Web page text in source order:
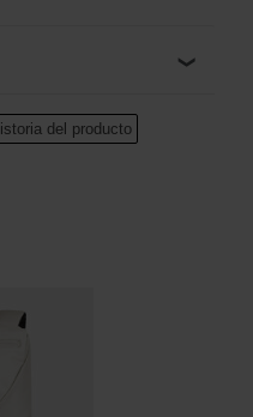
de primera calidad
reducir nuestro
incorporan una
del producto